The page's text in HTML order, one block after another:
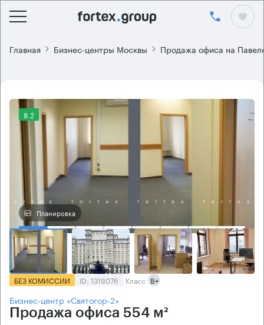
Главная Бизнес-центры Москвы Продажа офиса на
8.2
Планировка
БЕЗ КОМИССИИ ID: 1319076 Класс B+
Бизнес-центр «Святогор-2»
Продажа офиса 554 м²